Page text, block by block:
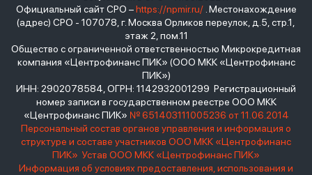
Официальный сайт СРО –https://npmir.ru/. Местонахождение
(адрес) СРО - 107078, г. Москва Орликов переулок, д.5, стр.1,
этаж 2, пом.11
Общество с ограниченной ответственностью Микрокредитная
компания «Центрофинанс ПИК» (ООО МКК «Центрофинанс
ПИК»)
ИНН: 2902078584, ОГРН: 1142932001299 Регистрационный
номер записи в государственном реестре ООО МКК
«Центрофинанс ПИК» № 651403111005236 от 11.06.2014
Персональный состав органов управления и информация о
структуре и составе участников ООО МКК «Центрофинанс
ПИК» Устав ООО МКК «Центрофинанс ПИК»
Информация об условиях предоставления, использования и